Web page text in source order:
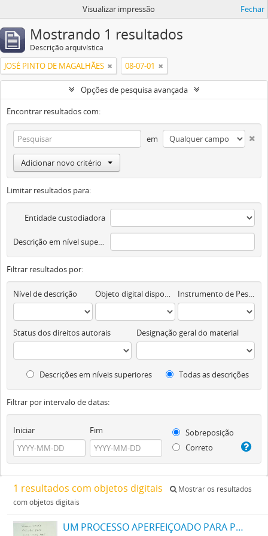
Visualizar impressão Fechar
Mostrando 1 resultados
Descrição arquivística
JOSÉ PINTO DE MAGALHÃES 08-07-01
Opções de pesquisa avançada
Encontrar resultados com:
em
Adicionar novo critério
Limitar resultados para:
Entidade custodiadora
Descrição em nível superior
Filtrar resultados por:
Nível de descrição Objeto digital disponível Instrumento de Pesquisa
Status dos direitos autorais Designação geral do material
Descrições em níveis superiores Todas as descrições
Filtrar por intervalo de datas:
Iniciar Fim
Sobreposição
Correto
1 resultados com objetos digitais
Mostrar os resultados
com objetos digitais
UM PROCESSO APERFEIÇOADO PARA PRODUZIR AZUL DA PRUSSIA